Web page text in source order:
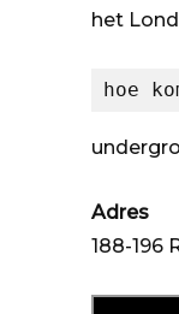
het
hoe
Adres
188-196